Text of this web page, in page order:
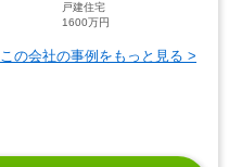
戸建住宅
1600万円
この会社の事例をもっと見る >